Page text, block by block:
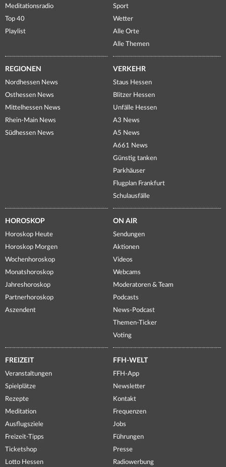
Meditationsradio
Top 40
Playlist
Sport
Wetter
Alle Orte
Alle Themen
REGIONEN
Nordhessen News
Osthessen News
Mittelhessen News
Rhein-Main News
Südhessen News
VERKEHR
Staus Hessen
Blitzer Hessen
Unfälle Hessen
A3 News
A5 News
A661 News
Günstig tanken
Parkhäuser
Flugplan Frankfurt
Schulausfälle
HOROSKOP
Horoskop Heute
Horoskop Morgen
Wochenhoroskop
Monatshoroskop
Jahreshoroskop
Partnerhoroskop
Aszendent
ON AIR
Sendungen
Aktionen
Videos
Webcams
Moderatoren & Team
Podcasts
News-Podcast
Themen-Ticker
Voting
FREIZEIT
Veranstaltungen
Spielplätze
Rezepte
Meditation
Ausflugsziele
Freizeit-Tipps
Ticketshop
Lotto Hessen
FFH-WELT
FFH-App
Newsletter
Kontakt
Frequenzen
Jobs
Führungen
Presse
Radiowerbung